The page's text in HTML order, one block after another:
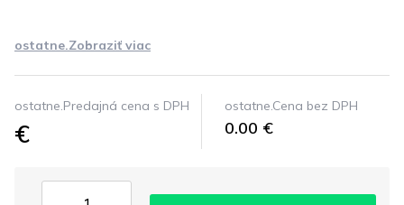
ostatne.Zobraziť viac
ostatne.Predajná cena s DPH
€
ostatne.Cena bez DPH
0.00 €